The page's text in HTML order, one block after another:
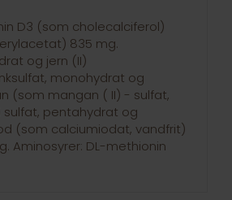
D3 (som cholecalciferol)
835 mg.
og jern (II)
monohydrat og
(som mangan ( II) - sulfat,
pentahydrat og
(som calciumiodat, vandfrit)
Aminosyrer: DL-methionin